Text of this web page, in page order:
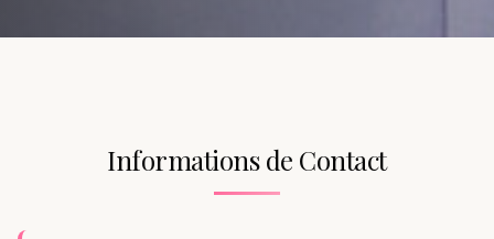
Informations de Contact